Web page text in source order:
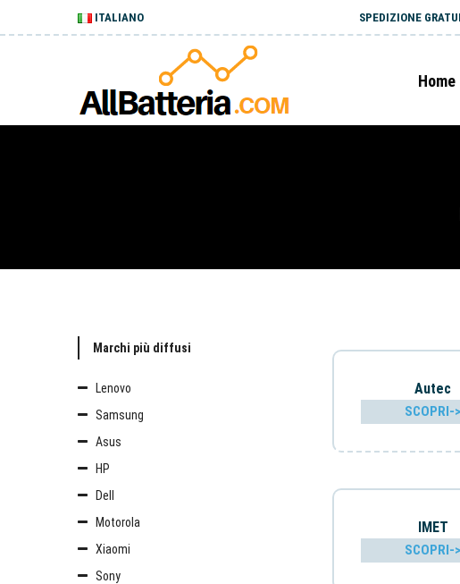
ITALIANO SPEDIZIONE
Home
Autec
SCOPRI->
IMET
SCOPRI->
Marchi più diffusi
Lenovo
Samsung
Asus
HP
Dell
Motorola
Xiaomi
Sony